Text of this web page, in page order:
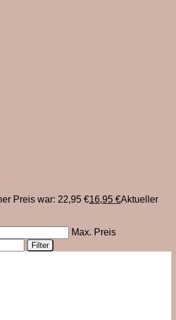
Preis war: 22,95 €16,95 €Aktueller
Max. Preis
Filter